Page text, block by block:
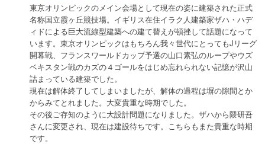
東京オリンピックのメイン会場として現在の姿に建築された正式
名称国立霞ヶ丘競技場。イギリス在住イラク人建築家ザハ・ハデ
ィドによる巨大流線型建築への建て替えが頓挫して話題になって
います。東京オリンピックはもちろん我々世代にとってもJリーグ
開幕戦、フランスワールドカップ予選の山口素弘のループやウズ
ベキスタン戦のカズの４ゴールをはじめ忘れられない記憶が沢山
詰まっている建築でした。
現在は解体終了してしまいましたが、解体の過程は塀の隙間とか
からみてとれました。大変貴重な時期でした。
その後ご存知のように大設計問題になりました。ザハから隈研吾
さんに変更され、現在は建設待ちです。こちらもまた貴重な時期
です。